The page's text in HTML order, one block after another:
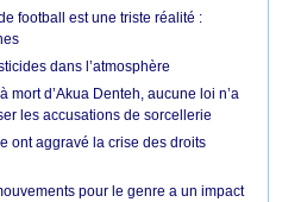
football est une triste réalité :
dans l’atmosphère
mort d’Akua Denteh, aucune loi n’a
les accusations de sorcellerie
ont aggravé la crise des droits
pour le genre a un impact